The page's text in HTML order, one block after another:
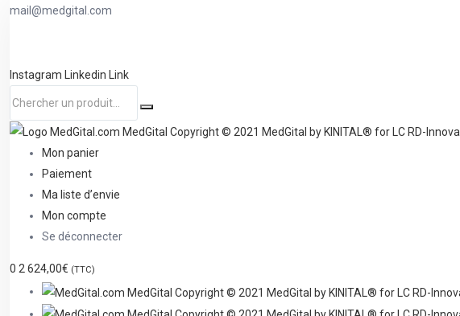
mail@medgital.com
Instagram Linkedin Link
Mon panier
Paiement
Ma liste d’envie
Mon compte
Se déconnecter
0 2624,00€ (TTC)